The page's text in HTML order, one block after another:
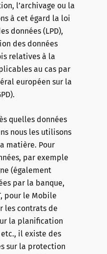
l’archivage ou la
à cet égard la loi
données (LPD),
des données
relatives à la
au cas par
européen sur la
quelles données
nous les utilisons
matière. Pour
par exemple
(également
par la banque,
pour le Mobile
les contrats de
la planification
il existe des
sur la protection